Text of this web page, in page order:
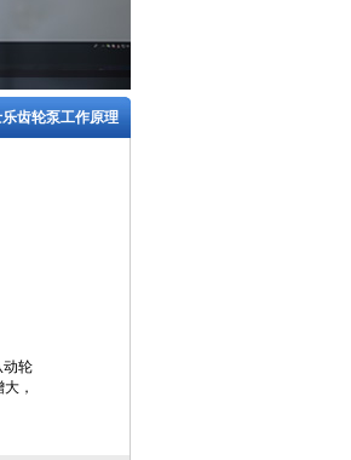
齿轮泵工作原理
动轮
，